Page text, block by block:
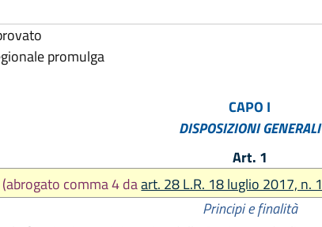
promulga
CAPO I
DISPOSIZIONI GENERALI
Art. 1
(abrogato comma 4 daart. 28 L.R. 18 luglio 2017, n.
Principi e finalità